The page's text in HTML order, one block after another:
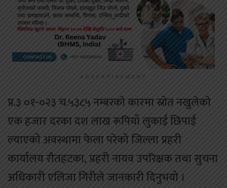
ADVERTISEMENT
प्र.३ ०१-०२३ च.५३८५ नम्बरको कारमा स्रोत नखुलेको
एक हजार दरका दश लाख रूपियाँ लुकाई छिपाई
ल्याएको अवस्थामा फेला परेको जिल्ला प्रहरी
कार्यालय रौतहटका, प्रहरी नायव उपरिक्षक तथा सुचना
अधिकारी एलिजा गिरीले जानकारी दिनुभयो ।